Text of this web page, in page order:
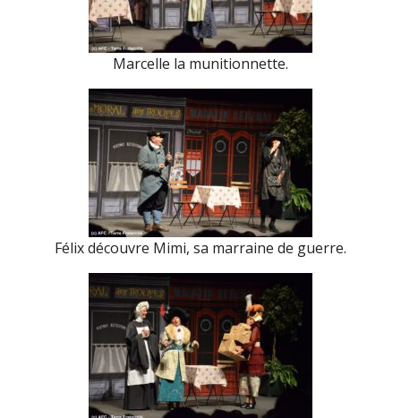
Marcelle la munitionnette.
Félix découvre Mimi, sa marraine de guerre.